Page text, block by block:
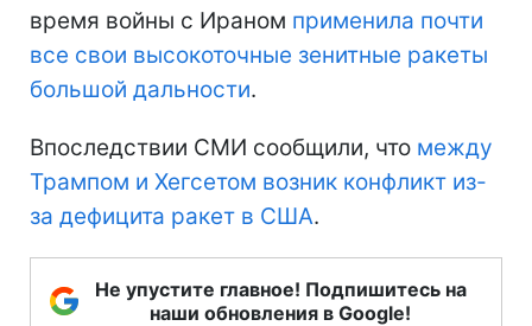
время войны с Ираном применила почти
все свои высокоточные зенитные ракеты
большой дальности.
Впоследствии СМИ сообщили, что между
Трампом и Хегсетом возник конфликт из-
за дефицита ракет в США.
Не упустите главное! Подпишитесь на
наши обновления в Google!